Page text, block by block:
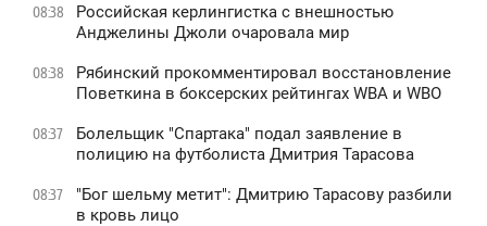
08:38
Российская керлингистка с внешностью
Анджелины Джоли очаровала мир
08:38
Рябинский прокомментировал восстановление
Поветкина в боксерских рейтингах WBA и WBO
08:37
Болельщик "Спартака" подал заявление в
полицию на футболиста Дмитрия Тарасова
08:37
"Бог шельму метит": Дмитрию Тарасову разбили
в кровь лицо